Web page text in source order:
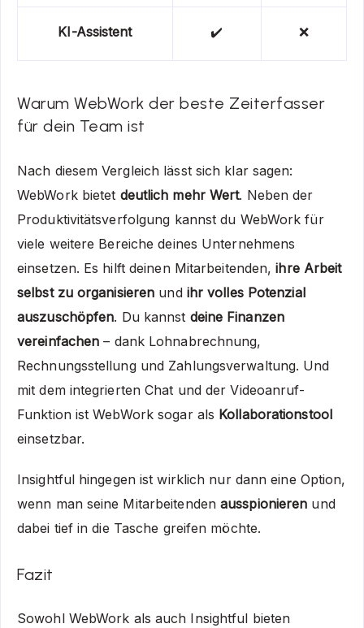
KI-Assistent ✔️ ❌
Warum WebWork der beste Zeiterfasser
für dein Team ist
Nach diesem Vergleich lässt sich klar sagen:
WebWork bietet deutlich mehr Wert. Neben der
Produktivitätsverfolgung kannst du WebWork für
viele weitere Bereiche deines Unternehmens
einsetzen. Es hilft deinen Mitarbeitenden,ihre Arbeit
selbst zu organisieren und ihr volles Potenzial
auszuschöpfen. Du kannst deine Finanzen
vereinfachen – dank Lohnabrechnung,
Rechnungsstellung und Zahlungsverwaltung. Und
mit dem integrierten Chat und der Videoanruf-
Funktion ist WebWork sogar als Kollaborationstool
einsetzbar.
Insightful hingegen ist wirklich nur dann eine Option,
wenn man seine Mitarbeitendenausspionieren und
dabei tief in die Tasche greifen möchte.
Fazit
Sowohl WebWork als auch Insightful bieten